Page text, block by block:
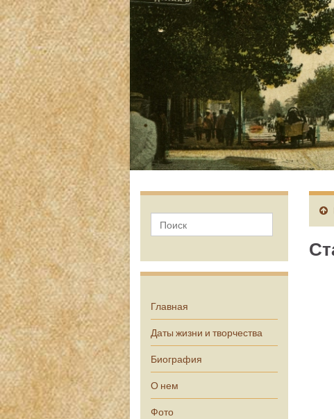
Главная
Даты жизни и творчества
Биография
О нем
Фото